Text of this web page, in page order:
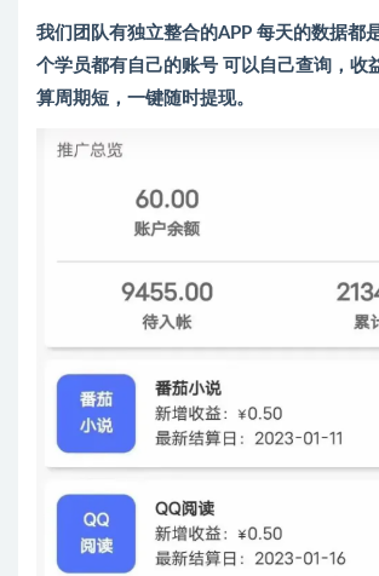
我们团队有独立整合的APP 每天的数据都
个学员都有自己的账号 可以自己查询，收
算周期短，一键随时提现。